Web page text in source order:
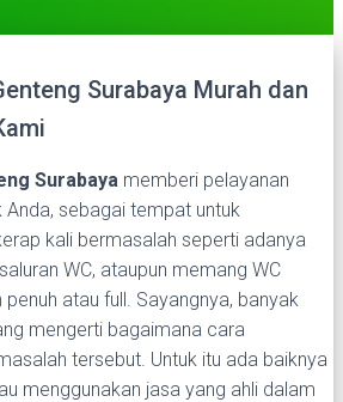
Surabaya Murah dan
Surabaya memberi pelayanan
sebagai tempat untuk
kali bermasalah seperti adanya
WC, ataupun memang WC
atau full. Sayangnya, banyak
mengerti bagaimana cara
tersebut. Untuk itu ada baiknya
menggunakan jasa yang ahli dalam